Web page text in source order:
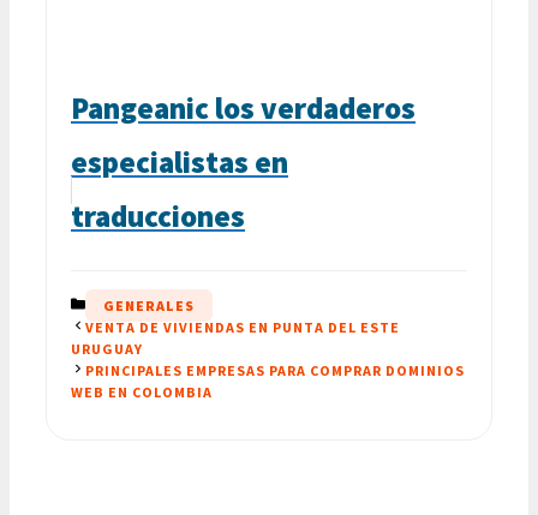
Pangeanic los verdaderos
especialistas en
traducciones
CATEGORÍAS
GENERALES
VENTA DE VIVIENDAS EN PUNTA DEL ESTE
URUGUAY
PRINCIPALES EMPRESAS PARA COMPRAR DOMINIOS
WEB EN COLOMBIA